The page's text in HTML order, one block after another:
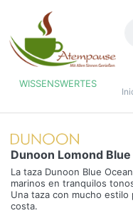
WISSENSWERTES
Dunoon Lomond
La taza Dunoon Blue
marinos en tranquilos
Una taza con mucho
costa.